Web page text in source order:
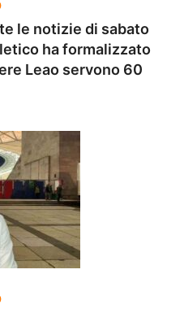
le notizie di sabato
ha formalizzato
Leao servono 60